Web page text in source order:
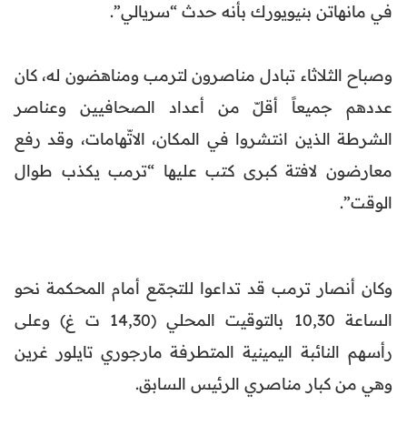
في مانهاتن بنيويورك بأنه حدث “سريالي”.
وصباح الثلاثاء تبادل مناصرون لترمب ومناهضون له، كان
عددهم جميعاً أقلّ من أعداد الصحافيين وعناصر
الشرطة الذين انتشروا في المكان، الاتّهامات، وقد رفع
معارضون لافتة كبرى كتب عليها “ترمب يكذب طوال
الوقت”.
وكان أنصار ترمب قد تداعوا للتجمّع أمام المحكمة نحو
الساعة 10,30 بالتوقيت المحلي (14,30 ت غ) وعلى
رأسهم النائبة اليمينية المتطرفة مارجوري تايلور غرين
وهي من كبار مناصري الرئيس السابق.